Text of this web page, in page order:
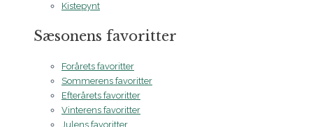
Kistepynt
Sæsonens favoritter
Forårets favoritter
Sommerens favoritter
Efterårets favoritter
Vinterens favoritter
Julens favoritter